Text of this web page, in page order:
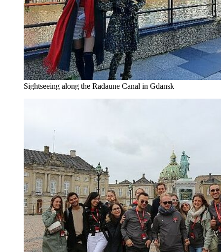
Sightseeing along the Radaune Canal in Gdansk